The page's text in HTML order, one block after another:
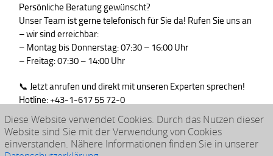
Persönliche Beratung gewünscht?
Unser Team ist gerne telefonisch für Sie da! Rufen Sie uns an
– wir sind erreichbar:
– Montag bis Donnerstag: 07:30 – 16:00 Uhr
– Freitag: 07:30 – 14:00 Uhr
📞 Jetzt anrufen und direkt mit unseren Experten sprechen!
Hotline: +43-1-617 55 72-0
WhatsApp : +43-664-99830765
Diese Website verwendet Cookies. Durch das Nutzen dieser
Website sind Sie mit der Verwendung von Cookies
einverstanden. Nähere Informationen finden Sie in unserer